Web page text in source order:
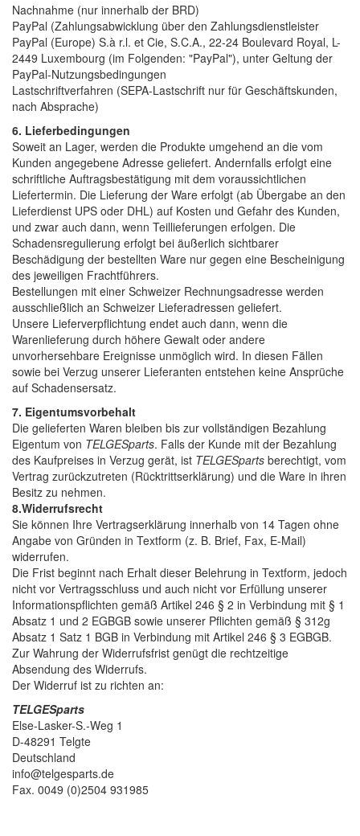
Nachnahme (nur innerhalb der BRD)
PayPal (Zahlungsabwicklung über den Zahlungsdienstleister
PayPal (Europe) S.à r.l. et Cie, S.C.A., 22-24 Boulevard Royal, L-
2449 Luxembourg (im Folgenden: "PayPal"), unter Geltung der
PayPal-Nutzungsbedingungen
Lastschriftverfahren (SEPA-Lastschrift nur für Geschäftskunden,
nach Absprache)
6. Lieferbedingungen
Soweit an Lager, werden die Produkte umgehend an die vom
Kunden angegebene Adresse geliefert. Andernfalls erfolgt eine
schriftliche Auftragsbestätigung mit dem voraussichtlichen
Liefertermin. Die Lieferung der Ware erfolgt (ab Übergabe an den
Lieferdienst UPS oder DHL) auf Kosten und Gefahr des Kunden,
und zwar auch dann, wenn Teillieferungen erfolgen. Die
Schadensregulierung erfolgt bei äußerlich sichtbarer
Beschädigung der bestellten Ware nur gegen eine Bescheinigung
des jeweiligen Frachtführers.
Bestellungen mit einer Schweizer Rechnungsadresse werden
ausschließlich an Schweizer Lieferadressen geliefert.
Unsere Lieferverpflichtung endet auch dann, wenn die
Warenlieferung durch höhere Gewalt oder andere
unvorhersehbare Ereignisse unmöglich wird. In diesen Fällen
sowie bei Verzug unserer Lieferanten entstehen keine Ansprüche
auf Schadensersatz.
7. Eigentumsvorbehalt
Die gelieferten Waren bleiben bis zur vollständigen Bezahlung
Eigentum von TELGESparts. Falls der Kunde mit der Bezahlung
des Kaufpreises in Verzug gerät, ist TELGESparts berechtigt, vom
Vertrag zurückzutreten (Rücktrittserklärung) und die Ware in ihren
Besitz zu nehmen.
8.Widerrufsrecht
Sie können Ihre Vertragserklärung innerhalb von 14 Tagen ohne
Angabe von Gründen in Textform (z. B. Brief, Fax, E-Mail)
widerrufen.
Die Frist beginnt nach Erhalt dieser Belehrung in Textform, jedoch
nicht vor Vertragsschluss und auch nicht vor Erfüllung unserer
Informationspflichten gemäß Artikel 246 § 2 in Verbindung mit § 1
Absatz 1 und 2 EGBGB sowie unserer Pflichten gemäß § 312g
Absatz 1 Satz 1 BGB in Verbindung mit Artikel 246 § 3 EGBGB.
Zur Wahrung der Widerrufsfrist genügt die rechtzeitige
Absendung des Widerrufs.
Der Widerruf ist zu richten an:
TELGESparts
Else-Lasker-S.-Weg 1
D-48291 Telgte
Deutschland
info@telgesparts.de
Fax. 0049 (0)2504 931985